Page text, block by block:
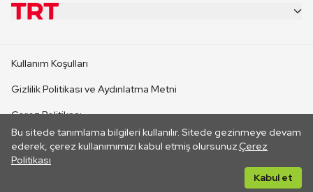
Bu sitede tanımlama bilgileri kullanılır. Sitede gezinmeye devam
ederek, çerez kullanımımızı kabul etmiş olursunuz.Çerez
Politikası
Kabul et
CANLI YAYINLAR
Kullanım Koşulları
Gizlilik Politikası ve Aydınlatma Metni
Çerez Politikası
İletişim
Her hakkı saklıdır. ©2026 TRT. Bağlantı yoluyla gidilen dış